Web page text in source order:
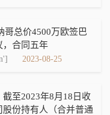
哥总价4500万欧签巴
，合同五年
2023-08-25
截至2023年8月18日收
股份持有人（合并普通